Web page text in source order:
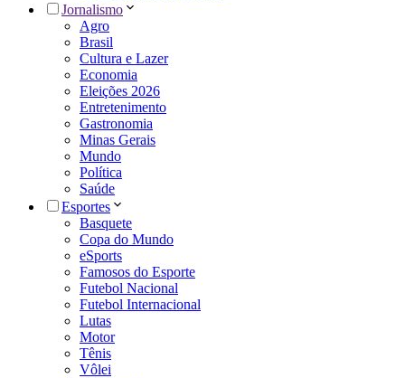
Jornalismo
Agro
Brasil
Cultura e Lazer
Economia
Eleições 2026
Entretenimento
Gastronomia
Minas Gerais
Mundo
Política
Saúde
Esportes
Basquete
Copa do Mundo
eSports
Famosos do Esporte
Futebol Nacional
Futebol Internacional
Lutas
Motor
Tênis
Vôlei